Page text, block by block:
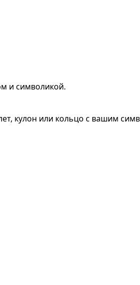
и символикой.
кулон или кольцо с вашим